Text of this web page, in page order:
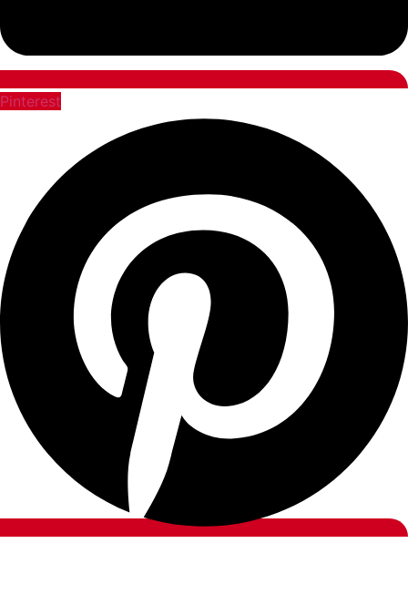
Pinterest